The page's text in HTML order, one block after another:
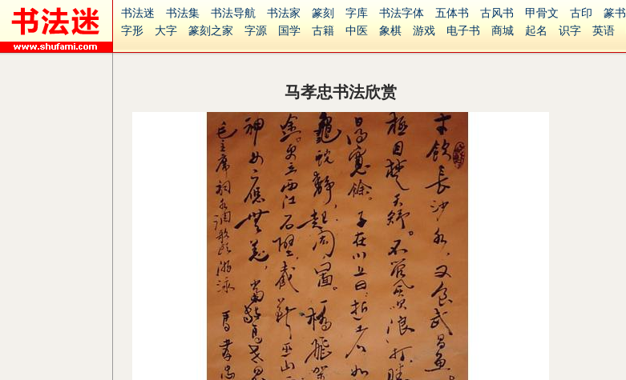
书法迷 书法集 书法导航 书法家 篆刻 字库 书法字体 五体书 古风书 甲骨文 古印 篆书
字形
大字 篆刻之家 字源 国学 古籍 中医 象棋 游戏 电子书 商城 起名 识字 英语
马孝忠书法欣赏